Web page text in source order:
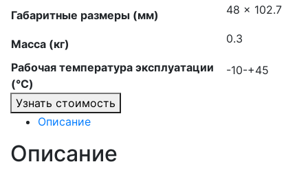
Габаритные размеры (мм) 48 x 102.7
Масса (кг) 0.3
Рабочая температура эксплуатации
(°C)
-10-+45
Узнать стоимость
Описание
Описание